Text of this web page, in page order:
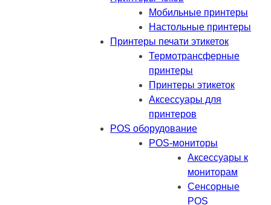
Мобильные принтеры
Настольные принтеры
Принтеры печати этикеток
Термотрансферные
принтеры
Принтеры этикеток
Аксессуары для
принтеров
POS оборудование
POS-мониторы
Аксессуары к
мониторам
Сенсорные
POS